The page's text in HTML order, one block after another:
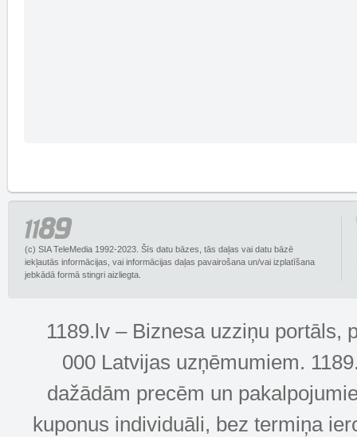
(c) SIA TeleMedia 1992-2023. Šīs datu bāzes, tās daļas vai datu bāzē
iekļautās informācijas, vai informācijas daļas pavairošana un/vai izplatīšana
jebkādā formā stingri aizliegta.
1189.lv – Biznesa uzziņu portāls,
000 Latvijas uzņēmumiem.
dažādām precēm un
kuponus individuāli, bez termiņa